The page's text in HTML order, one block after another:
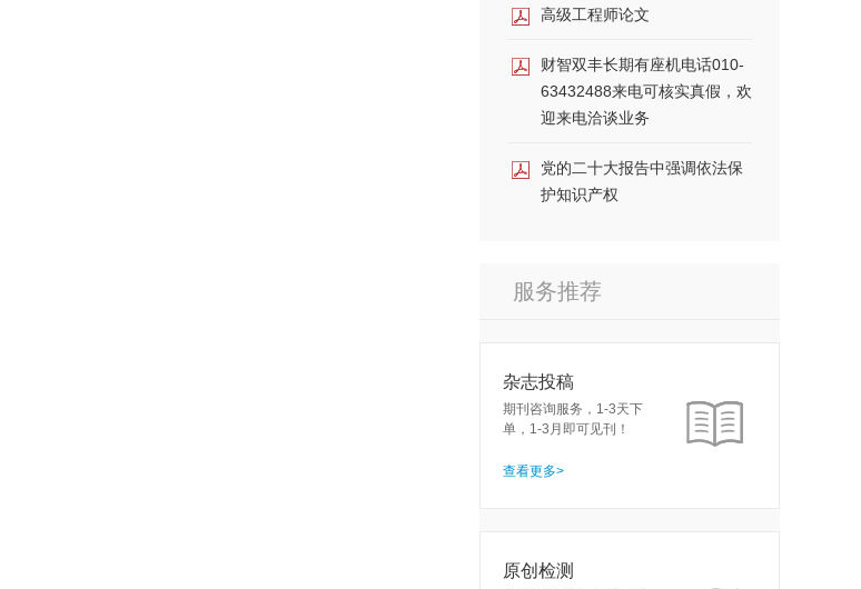
高级工程师论文
财智双丰长期有座机电话010-
63432488来电可核实真假，欢
迎来电洽谈业务
党的二十大报告中强调依法保
护知识产权
服务推荐
杂志投稿
期刊咨询服务，1-3天下
单，1-3月即可见刊！
查看更多>
原创检测